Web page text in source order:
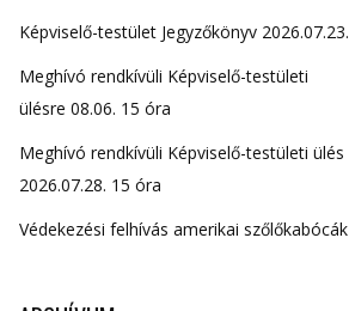
Képviselő-testület Jegyzőkönyv 2026.07.23.
Meghívó rendkívüli Képviselő-testületi
ülésre 08.06. 15 óra
Meghívó rendkívüli Képviselő-testületi ülés
2026.07.28. 15 óra
Védekezési felhívás amerikai szőlőkabócák